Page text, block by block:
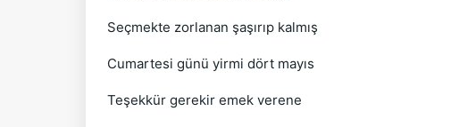
Seçmekte zorlanan şaşırıp kalmış
Cumartesi günü yirmi dört mayıs
Teşekkür gerekir emek verene